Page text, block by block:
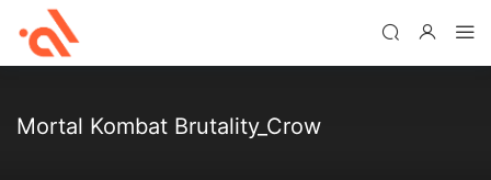
Mortal Kombat Brutality_Crow